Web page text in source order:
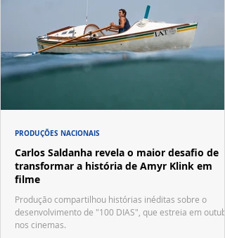
Carlos Saldanha revela o maior desafio de
transformar a história de Amyr Klink em
filme
Produção compartilhou histórias inéditas sobre o
desenvolvimento de "100 DIAS", que estreia em
nos cinemas.
PRODUÇÕES NACIONAIS